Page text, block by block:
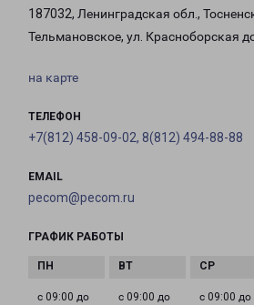
187032, Ленинградская обл.,
Тельмановское, ул. Красноборская
на карте
ТЕЛЕФОН
+7(812) 458-09-02, 8(812) 494-88-88
EMAIL
pecom@pecom.ru
ГРАФИК РАБОТЫ
с 09:00 до
с 09:00 до
с 09:00 до